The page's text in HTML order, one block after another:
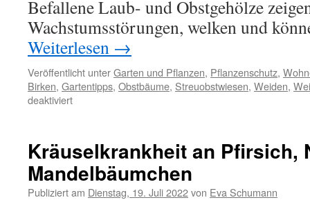
Befallene Laub- und Obstgehölze
Wachstumsstörungen, welken und
Weiterlesen →
Veröffentlicht unterGarten und Pflanzen, Pflanzenschutz,
Birken, Gartentipps, Obstbäume, Streuobstwiesen, Weiden,
deaktiviert
Kräuselkrankheit an Pfirsich,
Mandelbäumchen
Publiziert am Dienstag, 19. Juli 2022von Eva Schumann